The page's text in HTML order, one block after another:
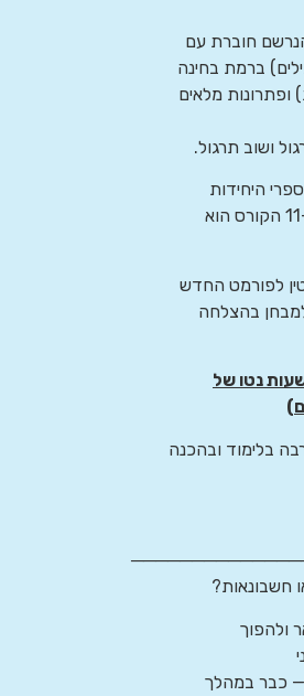
חוברת עם
מקוריים (181 תרגילים) ברמת בחינה
ופתרונות מלאים
ושוב תרגול.
היחידות
בקורס ובמקום יחידות 11-14 הקורס הוא
לפורמט החדש
למבחן בהצלחה
של הקורס הוא 23 שעות נטו של
בלימוד ובהכנה
חשבונאות?
ולהפוך
כבר במהלך